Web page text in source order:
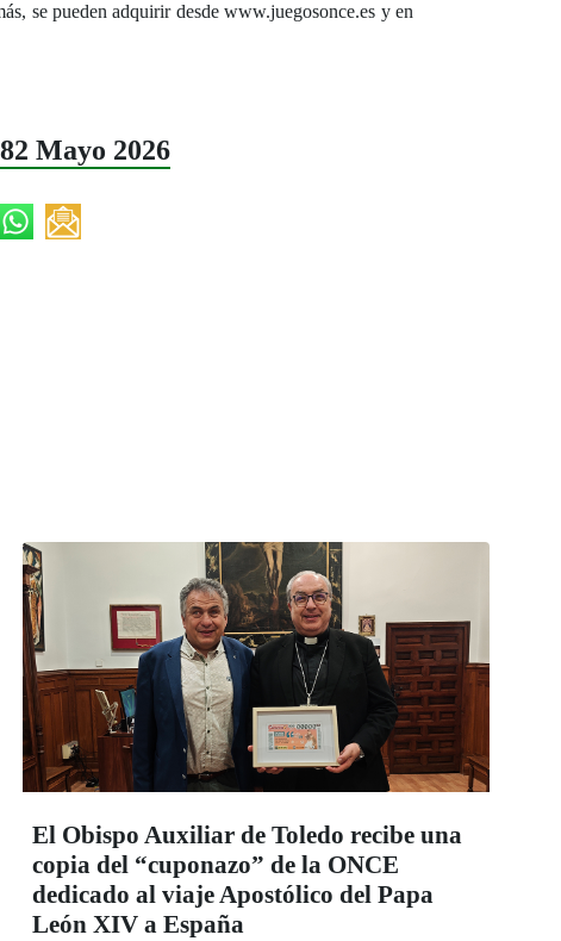
se pueden adquirir desde www.juegosonce.es y en
Mayo 2026
El Obispo Auxiliar de Toledo recibe una
copia del “cuponazo” de la ONCE
dedicado al viaje Apostólico del Papa
León XIV a España